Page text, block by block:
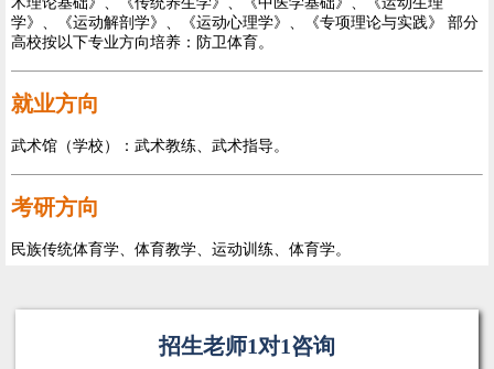
学》、《运动解剖学》、《运动心理学》、《专项理论与实践》 部分
高校按以下专业方向培养：防卫体育。
就业方向
武术馆（学校）：武术教练、武术指导。
考研方向
民族传统体育学、体育教学、运动训练、体育学。
招生老师1对1咨询